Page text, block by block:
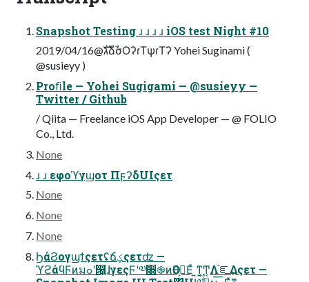
Snapshot Testing ɹ ɹ ɹ ɹ iOS test Night #10
2019/04/16@גࣜձࣾσΟʔɾΤψɾΤʔ Yohei Suginami (
@susieyy )
Proﬁle — Yohei Sugigami — @susieyy —
Twitter / Github
/ Qiita — Freelance iOS App Developer — @ FOLIO
Co., Ltd.
None
ɹ ɹ εφοϓγϣοτ ΠϝʔδUIςετ
None
None
None
ϦάϨογϣϯςετʢճؼςετʣ —
ϓϩάϥϜͷมߋʹ൐͍ɺγεςϜʹ༧૝֎ͷӨڹ͕ݱΕͯ ͍ͳ͍͔Ͳ͏͔Λ֬ೝ͢Δςετ —